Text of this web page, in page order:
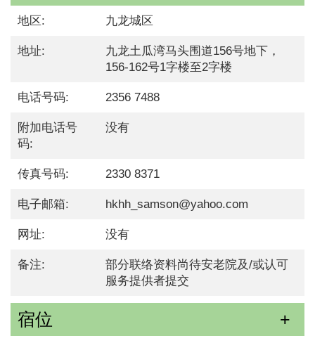
地区: 九龙城区
地址:
九龙土瓜湾马头围道156号地下，
156-162号1字楼至2字楼
电话号码: 2356 7488
附加电话号
码:
没有
传真号码: 2330 8371
电子邮箱: hkhh_samson@yahoo.com
网址: 没有
备注:
部分联络资料尚待安老院及/或认可
服务提供者提交
宿位